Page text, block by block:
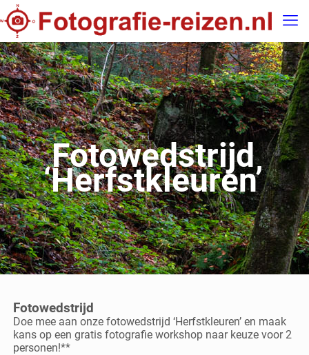
Fotowedstrijd
‘Herfstkleuren’
Fotowedstrijd
Doe mee aan onze fotowedstrijd ‘Herfstkleuren’ en maak
kans op een gratis fotografie workshop naar keuze voor 2
personen!**